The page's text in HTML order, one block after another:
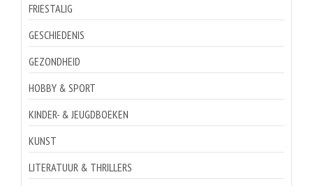
FRIESTALIG
GESCHIEDENIS
GEZONDHEID
HOBBY & SPORT
KINDER- & JEUGDBOEKEN
KUNST
LITERATUUR & THRILLERS